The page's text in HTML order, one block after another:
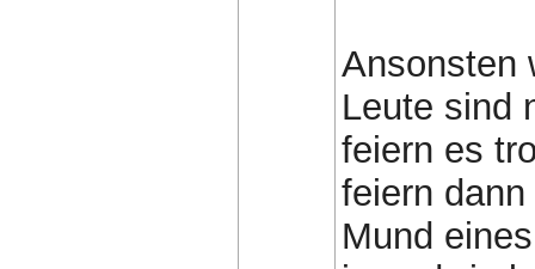
Ansonsten
Leute sind
feiern es
feiern
Mund